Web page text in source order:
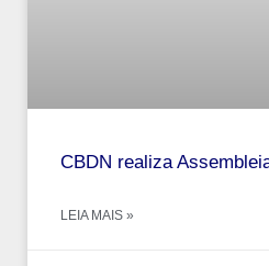
CBDN realiza
LEIA MAIS »